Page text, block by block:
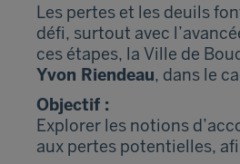
Les pertes et les deuils
défi, surtout avec
ces étapes, la Ville de
Yvon Riendeau, dans le
Objectif :
Explorer les notions
aux pertes potentielles,